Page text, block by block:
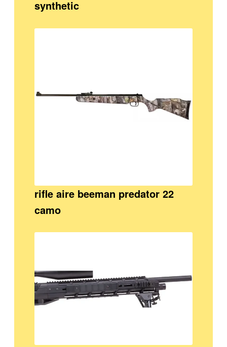
synthetic
rifle aire beeman predator 22
camo